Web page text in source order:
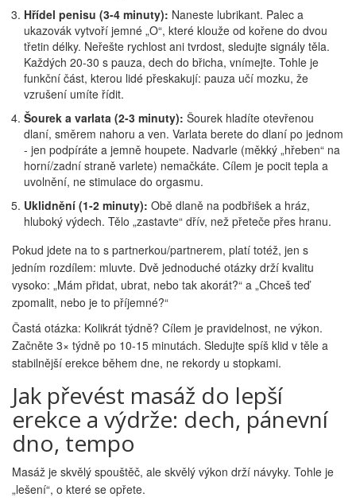
Hřídel penisu (3-4 minuty): Naneste lubrikant. Palec a
ukazovák vytvoří jemné „O“, které klouže od kořene do dvou
třetin délky. Neřešte rychlost ani tvrdost, sledujte signály těla.
Každých 20-30 s pauza, dech do břicha, vnímejte. Tohle je
funkční část, kterou lidé přeskakují: pauza učí mozku, že
vzrušení umíte řídit.
Šourek a varlata (2-3 minuty): Šourek hladíte otevřenou
dlaní, směrem nahoru a ven. Varlata berete do dlaní po jednom
- jen podpíráte a jemně houpete. Nadvarle (měkký „hřeben“ na
horní/zadní straně varlete) nemačkáte. Cílem je pocit tepla a
uvolnění, ne stimulace do orgasmu.
Uklidnění (1-2 minuty): Obě dlaně na podbřišek a hráz,
hluboký výdech. Tělo „zastavte“ dřív, než přeteče přes hranu.
Pokud jdete na to s partnerkou/partnerem, platí totéž, jen s
jedním rozdílem: mluvte. Dvě jednoduché otázky drží kvalitu
vysoko: „Mám přidat, ubrat, nebo tak akorát?“ a „Chceš teď
zpomalit, nebo je to příjemné?“
Častá otázka: Kolikrát týdně? Cílem je pravidelnost, ne výkon.
Začněte 3× týdně po 10-15 minutách. Sledujte spíš klid v těle a
stabilnější erekce během dne, ne rekordy u stopkami.
Jak převést masáž do lepší
erekce a výdrže: dech, pánevní
dno, tempo
Masáž je skvělý spouštěč, ale skvělý výkon drží návyky. Tohle je
„lešení“, o které se opřete.